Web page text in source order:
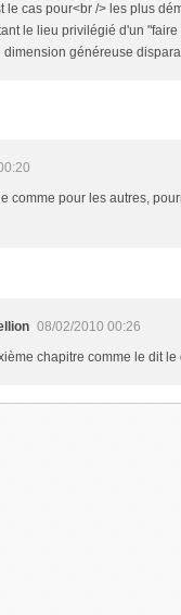
le cas pour<br /> les plus
le lieu privilégié d'un
généreuse
comme pour les autres,
08/02/2010 00:26
chapitre comme le dit